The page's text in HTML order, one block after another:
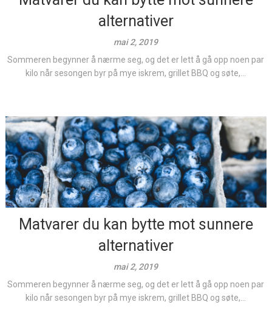
alternativer
mai 2, 2019
Sommeren begynner å nærme seg, og det er lett å gå opp noen par
kilo når sesongen byr på mye iskrem, grillet BBQ og søte,...
Matvarer du kan bytte mot sunnere
alternativer
mai 2, 2019
Sommeren begynner å nærme seg, og det er lett å gå opp noen par
kilo når sesongen byr på mye iskrem, grillet BBQ og søte,...